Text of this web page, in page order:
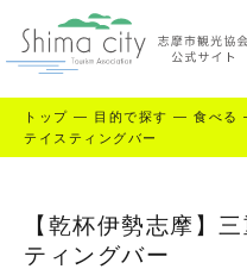
トップ — 目的で探す — 食べる
テイスティングバー
【乾杯伊勢志摩】
ティングバー